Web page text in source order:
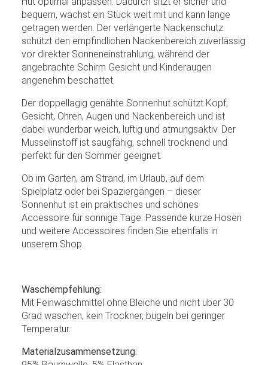
bequem, wächst ein Stück weit mit und kann lange
getragen werden. Der verlängerte Nackenschutz
schützt den empfindlichen Nackenbereich zuverlässig
vor direkter Sonneneinstrahlung, während der
angebrachte Schirm Gesicht und Kinderaugen
angenehm beschattet.
Der doppellagig genähte Sonnenhut schützt Kopf,
Gesicht, Ohren, Augen und Nackenbereich und ist
dabei wunderbar weich, luftig und atmungsaktiv. Der
Musselinstoff ist saugfähig, schnell trocknend und
perfekt für den Sommer geeignet.
Ob im Garten, am Strand, im Urlaub, auf dem
Spielplatz oder bei Spaziergängen – dieser
Sonnenhut ist ein praktisches und schönes
Accessoire für sonnige Tage. Passende kurze Hosen
und weitere Accessoires finden Sie ebenfalls in
unserem Shop.
Waschempfehlung:
Mit Feinwaschmittel ohne Bleiche und nicht über 30
Grad waschen, kein Trockner, bügeln bei geringer
Temperatur.
Materialzusammensetzung: